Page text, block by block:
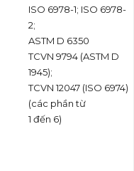
ISO 6978-1; ISO 6978-
2;
ASTM D 6350
TCVN 9794 (ASTM D
1945);
TCVN 12047 (ISO 6974)
(các phần từ
1 đến 6)